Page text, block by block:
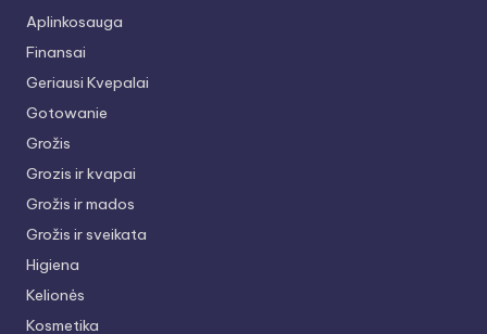
Aplinkosauga
Finansai
Geriausi Kvepalai
Gotowanie
Grožis
Grozis ir kvapai
Grožis ir mados
Grožis ir sveikata
Higiena
Kelionės
Kosmetika